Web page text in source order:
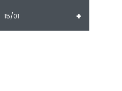
15/01 +